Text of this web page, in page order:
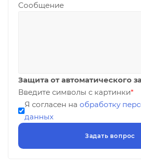
Сообщение
Защита от автоматического
Введите символы с картинки*
Я согласен на обработку
данных